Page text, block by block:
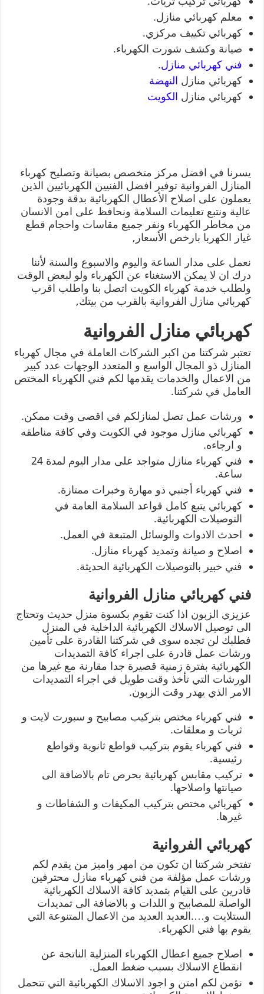
معلم كهربائي منازل.
كهربائي تكييف مركزي.
صيانة وكشف شورت الكهرباء.
فني كهربائي منازل.
كهربائي منازل النهضة
كهربائي منازل الكويت
يسرنا في افضل مركز متخصص بصيانة وتصليح كهرباء
المنازل الفروانية توفير افضل الفنيين الكهربائيين الذين
يعملون على اصلاح الأعطال الكهربائية بدقة وجودة
عالية ونتبع تعليمات السلامة ونحافظ على امن الانسان
من مخاطر الكهرباء ونفر جميع مقاسات واحجام قطع
غيار الكهربا بارخص الأسعار,
نعمل على مدار الساعة واليوم والاسبوع والسنة لأننا
درك ان لا يمكن الاستغناء عن الكهرباء ولو لبعض الوقت
ولطلب خدمة كهرباء الكويت اتصل بنا واطلب اقرب
كهربائي منازل الفروانية بالقرب من بيتك,
كهربائي منازل الفروانية
تعتبر شركتنا من اكبر الشركات العاملة في مجال كهرباء
المنازل ذو المجال الواسع و المتعدد الوجهات عدد كبير
من الاعمال والخدمات يقدمها لكم فني الكهرباء المختص
العامل في شركتنا.
ورشات عمل تصل لمنازلكم في اقصى وقت ممكن.
كهربائي منازل موجود في الكويت وفي كافة مناطقه
و ارجاءه.
فني كهرباء منازل متواجد على مدار اليوم لمدة 24
ساعة.
فني كهرباء أجنبي ذو مهارة وخبرات ممتازة.
كهربائي يتبع كامل قواعد السلامة العامة في
التوصيلات الكهربائية.
احدث الادوات والوسائل المتبعة في العمل.
اصلاح و صيانة وتمديد كهرباء منازل.
فني خبير بالتوصيلات الكهربائية الحديثة.
فني كهربائي منازل الفروانية
عزيزي الزبون اذا كنت تقوم بكسوة منزل حديث وتحتاج
الى توصيل الاسلاك الكهربائية الداخلية في المنزل
فطلبك لن تجده سوى في شركتنا القادرة على تأمين
ورشات عمل قادرة على اجراء كافة التمديدات
الكهربائية بفترة زمنية قصيرة جدا مقارنة مع غيرها من
الورشات التي تأخذ وقت طويل في اجراء التمديدات
الامر الذي يهدر وقت الزبون.
فني كهرباء مختص بتركيب مصابيح و سبورت لايت و
ثريات و معلقات.
فني كهرباء يقوم بتركيب قواطع ثانوية وقواطع
رئيسية.
تركيب مقابس كهربائية بحرص تام بالاضافة الى
صيانتها واصلاحها.
كهربائي مختص بتركيب المكيفات و الشفاطات و
غيرها.
كهربائي الفروانية
تفتخر شركتنا ان تكون من امهر واميز من يقدم لكم
ورشات عمل مؤلفة من فني كهرباء منازل محترفين
قادرين على القيام بتمديد كافة الاسلاك الكهربائية
الواصلة للمصابيح و اللدات و بالاضافة الى تمديدات
الستلايت و….العديد العديد من الاعمال المتنوعة التي
يقوم بها فني الكهرباء.
اصلاح جميع اعطال الكهرباء المنزلية الناتجة عن
انقطاع الاسلاك بسبب ضغط العمل.
نؤمن لكم امتن و اجود الاسلاك الكهربائية التي تتحمل